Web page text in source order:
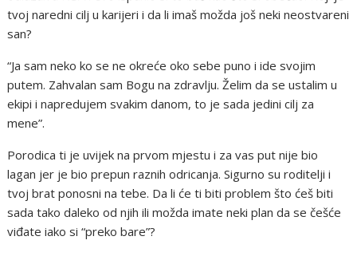
tvoj naredni cilj u karijeri i da li imaš možda još neki neostvareni
san?
“Ja sam neko ko se ne okreće oko sebe puno i ide svojim
putem. Zahvalan sam Bogu na zdravlju. Želim da se ustalim u
ekipi i napredujem svakim danom, to je sada jedini cilj za
mene”.
Porodica ti je uvijek na prvom mjestu i za vas put nije bio
lagan jer je bio prepun raznih odricanja. Sigurno su roditelji i
tvoj brat ponosni na tebe. Da li će ti biti problem što ćeš biti
sada tako daleko od njih ili možda imate neki plan da se češće
viđate iako si “preko bare”?